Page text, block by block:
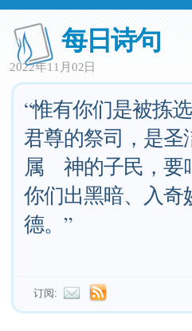
每日诗句
2022年11月02日
“惟有你们是被拣
君尊的祭司，是圣
属 神的子民，要
你们出黑暗、入奇
德。”
订阅: